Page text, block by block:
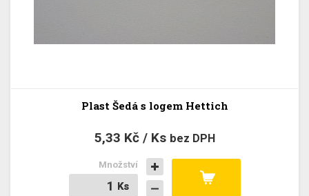
Plast Šedá s logem Hettich
5,33 Kč / Ks bez DPH
Ks
Ks
Množství